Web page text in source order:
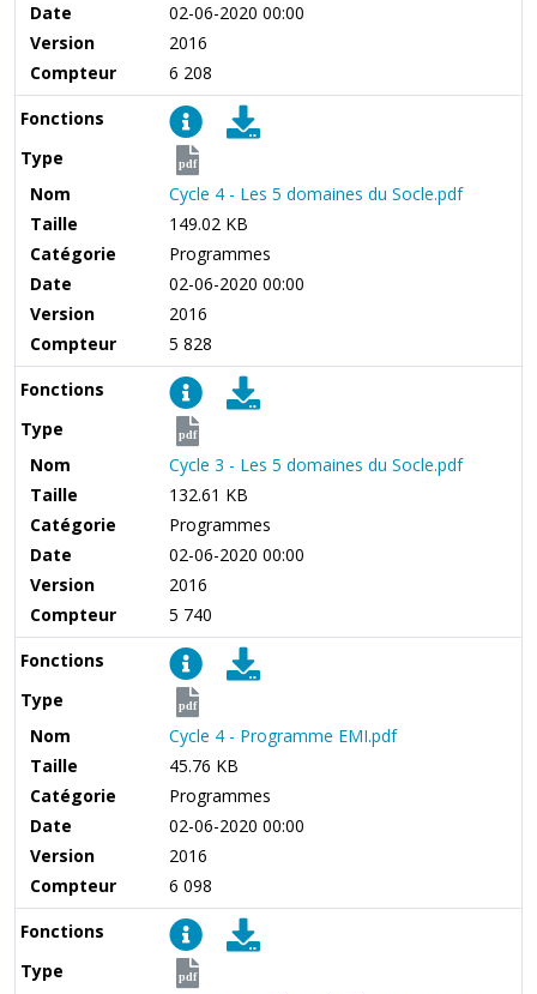
Date
02-06-2020 00:00
Version
2016
Compteur
6 208
Fonctions
Type
pdf
Nom
Cycle 4 - Les 5 domaines du Socle.pdf
Taille
149.02 KB
Catégorie
Programmes
Date
02-06-2020 00:00
Version
2016
Compteur
5 828
Fonctions
Type
pdf
Nom
Cycle 3 - Les 5 domaines du Socle.pdf
Taille
132.61 KB
Catégorie
Programmes
Date
02-06-2020 00:00
Version
2016
Compteur
5 740
Fonctions
Type
pdf
Nom
Cycle 4 - Programme EMI.pdf
Taille
45.76 KB
Catégorie
Programmes
Date
02-06-2020 00:00
Version
2016
Compteur
6 098
Fonctions
Type
pdf